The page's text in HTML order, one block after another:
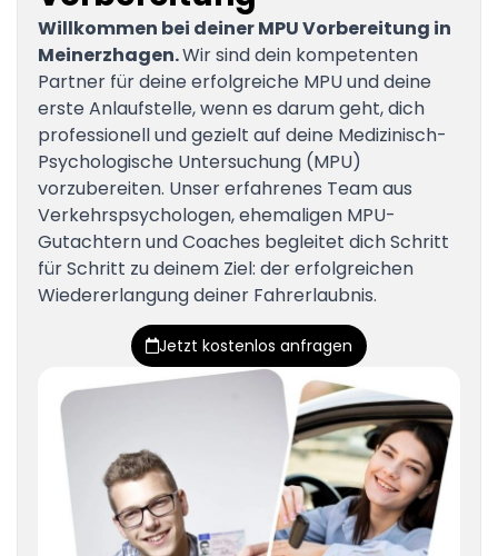
Willkommen bei deiner MPU Vorbereitung in
Meinerzhagen.Wir sind dein kompetenten
Partner für deine erfolgreiche MPU und deine
erste Anlaufstelle, wenn es darum geht, dich
professionell und gezielt auf deine Medizinisch-
Psychologische Untersuchung (MPU)
vorzubereiten. Unser erfahrenes Team aus
Verkehrspsychologen, ehemaligen MPU-
Gutachtern und Coaches begleitet dich Schritt
für Schritt zu deinem Ziel: der erfolgreichen
Wiedererlangung deiner Fahrerlaubnis.
Jetzt kostenlos anfragen